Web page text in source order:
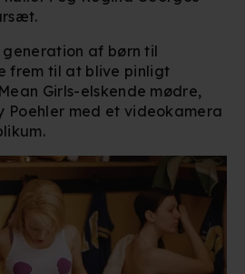
generation af børn til
frem til at blive pinligt
Girls-elskende mødre,
Poehler med et videokamera